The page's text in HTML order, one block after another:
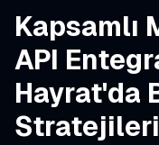
Kapsamlı
API
Hayrat'da
Stratejileri